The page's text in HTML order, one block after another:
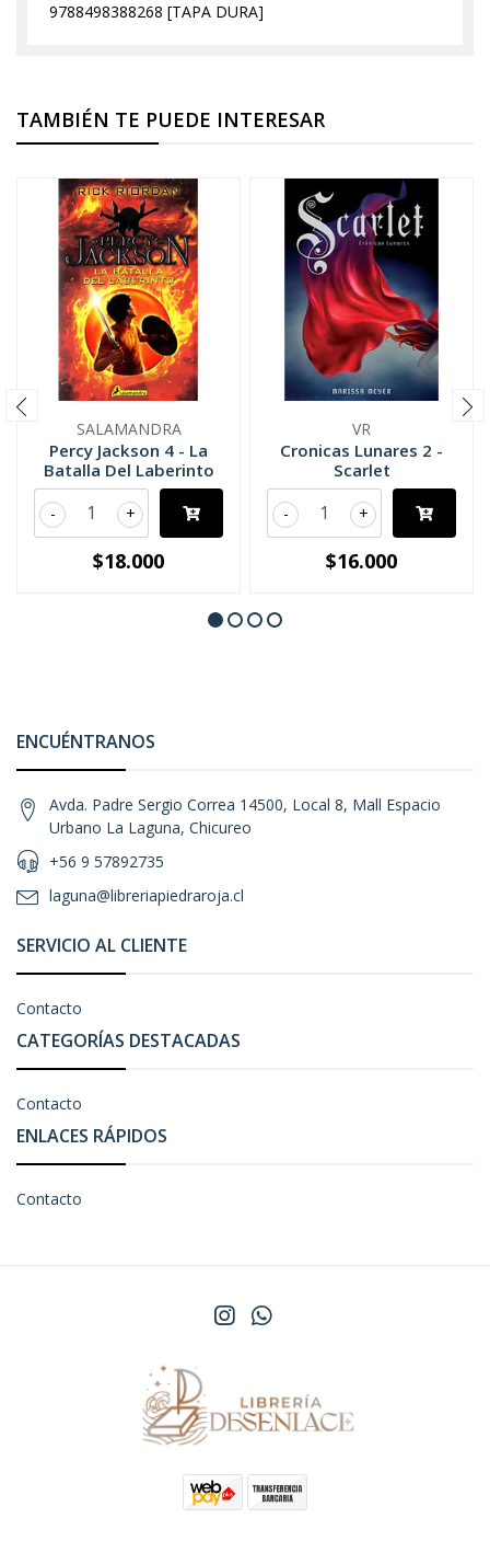
9788498388268 [TAPA DURA]
TAMBIÉN TE PUEDE INTERESAR
SALAMANDRA
Percy Jackson 4 - La
Batalla Del Laberinto
+
-
$18.000
VR
Cronicas Lunares 2 -
Scarlet
+
-
$16.000
ENCUÉNTRANOS
Avda. Padre Sergio Correa 14500, Local 8, Mall Espacio
Urbano La Laguna, Chicureo
+56 9 57892735
laguna@libreriapiedraroja.cl
SERVICIO AL CLIENTE
Contacto
CATEGORÍAS DESTACADAS
Contacto
ENLACES RÁPIDOS
Contacto